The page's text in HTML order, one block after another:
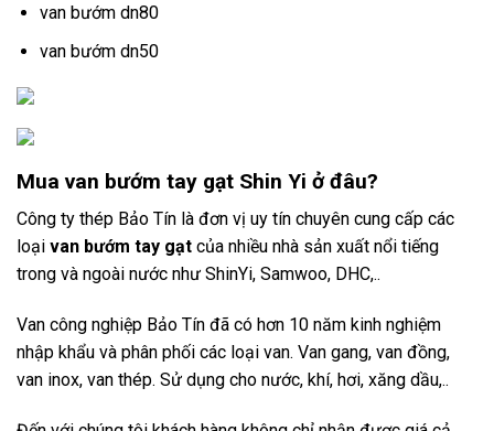
van bướm dn80
van bướm dn50
Mua van bướm tay gạt Shin Yi ở đâu?
Công ty thép Bảo Tín là đơn vị uy tín chuyên cung cấp các
loại van bướm tay gạt của nhiều nhà sản xuất nổi tiếng
trong và ngoài nước như ShinYi, Samwoo, DHC,..
Van công nghiệp Bảo Tín đã có hơn 10 năm kinh nghiệm
nhập khẩu và phân phối các loại van. Van gang, van đồng,
van inox, van thép. Sử dụng cho nước, khí, hơi, xăng dầu,..